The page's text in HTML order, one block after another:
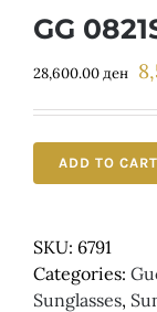
GG
28,600.00ден
ADD TO CART
SKU: 6791
Categories:
Sunglasses,